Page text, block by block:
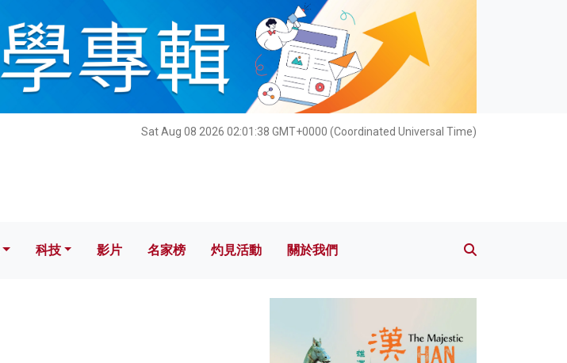
Sat Aug 08 2026 02:01:39 GMT+0000 (Coordinated Universal Time)
科技 影片 名家榜 灼見活動 關於我們
科技 影片 名家榜 灼見活動 關於我們